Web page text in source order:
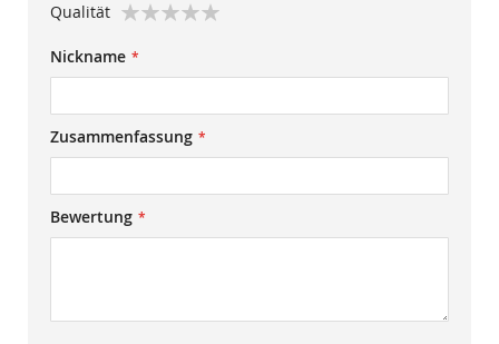
star
stars
stars
stars
stars
Qualität
star
stars
stars
stars
stars
Nickname
Zusammenfassung
Bewertung